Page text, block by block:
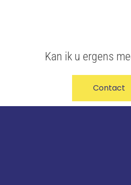
Kan ik u ergens
Contact